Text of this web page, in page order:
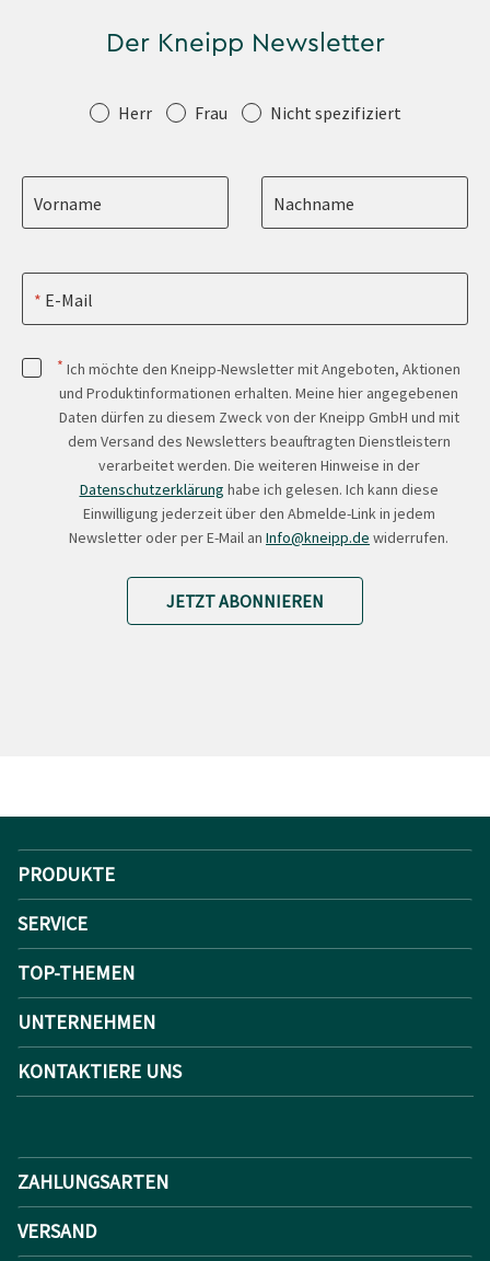
Der Kneipp Newsletter
Anrede Herr Frau Nicht spezifiziert
Vorname Nachname
E-Mail
* Ich möchte den Kneipp-Newsletter mit Angeboten, Aktionen
und Produktinformationen erhalten. Meine hier angegebenen
Daten dürfen zu diesem Zweck von der Kneipp GmbH und mit
dem Versand des Newsletters beauftragten Dienstleistern
verarbeitet werden. Die weiteren Hinweise in der
Datenschutzerklärung habe ich gelesen. Ich kann diese
Einwilligung jederzeit über den Abmelde-Link in jedem
Newsletter oder per E-Mail an Info@kneipp.de widerrufen.
JETZT ABONNIEREN
PRODUKTE
SERVICE
TOP-THEMEN
UNTERNEHMEN
KONTAKTIERE UNS
ZAHLUNGSARTEN
VERSAND